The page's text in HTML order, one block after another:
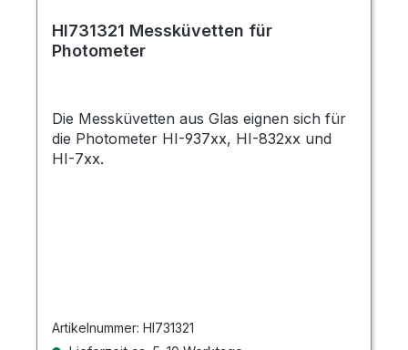
HI731321 Messküvetten für
Photometer
Die Messküvetten aus Glas eignen sich für
die Photometer HI-937xx, HI-832xx und
HI-7xx.
Artikelnummer: HI731321